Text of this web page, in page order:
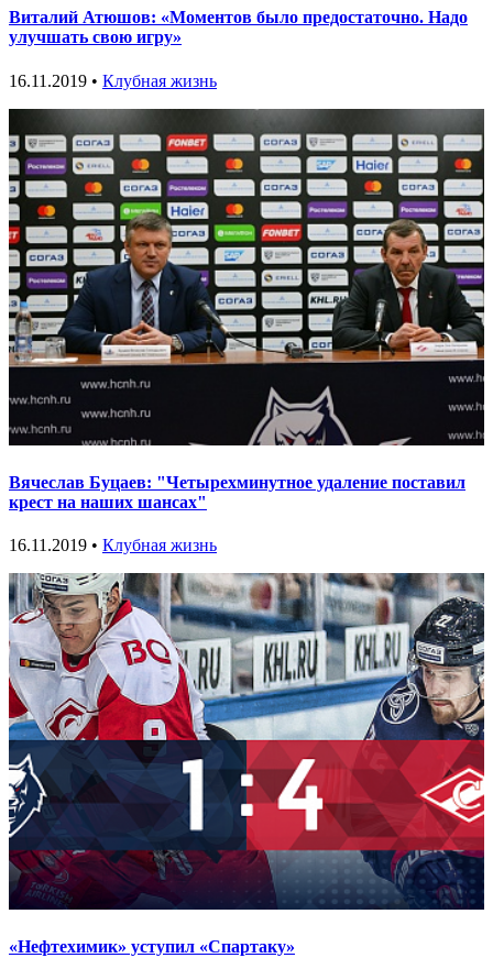
Виталий Атюшов: «Моментов было предостаточно. Надо
улучшать свою игру»
16.11.2019 • Клубная жизнь
Вячеслав Буцаев: "Четырехминутное удаление поставил
крест на наших шансах"
16.11.2019 • Клубная жизнь
«Нефтехимик» уступил «Спартаку»